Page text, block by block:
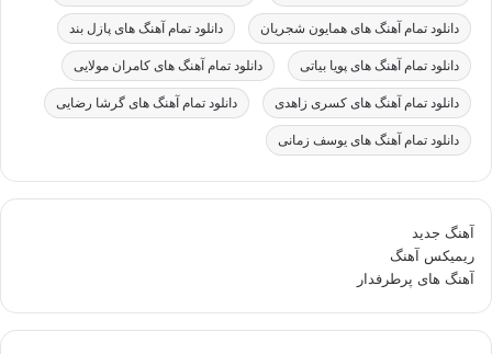
دانلود تمام آهنگ های همایون شجریان دانلود تمام آهنگ های پازل بند
دانلود تمام آهنگ های پویا بیاتی دانلود تمام آهنگ های کامران مولایی
دانلود تمام آهنگ های کسری زاهدی دانلود تمام آهنگ های گرشا رضایی
دانلود تمام آهنگ های یوسف زمانی
آهنگ جدید
ریمیکس آهنگ
آهنگ های پرطرفدار